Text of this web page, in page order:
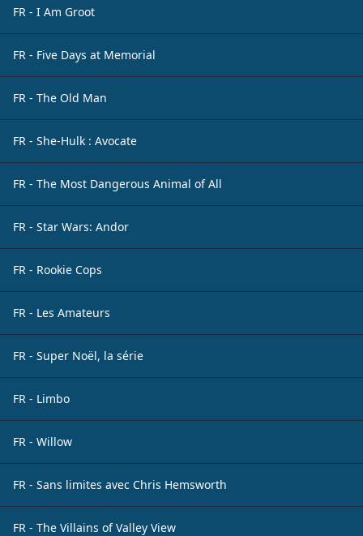
FR - I Am Groot
FR - Five Days at Memorial
FR - The Old Man
FR - She-Hulk : Avocate
FR - The Most Dangerous Animal of All
FR - Star Wars: Andor
FR - Rookie Cops
FR - Les Amateurs
FR - Super Noël, la série
FR - Limbo
FR - Willow
FR - Sans limites avec Chris Hemsworth
FR - The Villains of Valley View